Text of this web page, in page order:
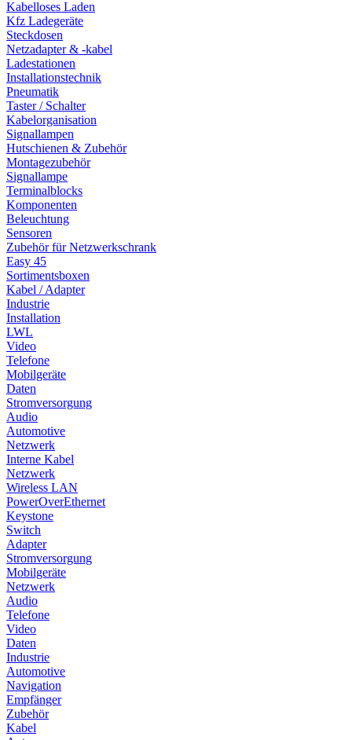
Kabelloses Laden
Kfz Ladegeräte
Steckdosen
Netzadapter & -kabel
Ladestationen
Installationstechnik
Pneumatik
Taster / Schalter
Kabelorganisation
Signallampen
Hutschienen & Zubehör
Montagezubehör
Signallampe
Terminalblocks
Komponenten
Beleuchtung
Sensoren
Zubehör für Netzwerkschrank
Easy 45
Sortimentsboxen
Kabel / Adapter
Industrie
Installation
LWL
Video
Telefone
Mobilgeräte
Daten
Stromversorgung
Audio
Automotive
Netzwerk
Interne Kabel
Netzwerk
Wireless LAN
PowerOverEthernet
Keystone
Switch
Adapter
Stromversorgung
Mobilgeräte
Netzwerk
Audio
Telefone
Video
Daten
Industrie
Automotive
Navigation
Empfänger
Zubehör
Kabel